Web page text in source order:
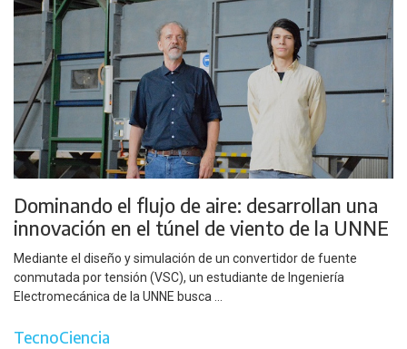
Dominando el flujo de aire: desarrollan una
innovación en el túnel de viento de la UNNE
Mediante el diseño y simulación de un convertidor de fuente
conmutada por tensión (VSC), un estudiante de Ingeniería
Electromecánica de la UNNE busca ...
TecnoCiencia